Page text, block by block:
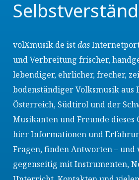
volXmusik.de istdas
und Verbreitung frischer,
lebendiger, ehrlicher, frecher,
bodenständiger Volksmusik aus
Österreich, Südtirol und der
Musikanten und Freunde dieses
hier Informationen und
Fragen, finden Antworten – und
gegenseitig mit Instrumenten,